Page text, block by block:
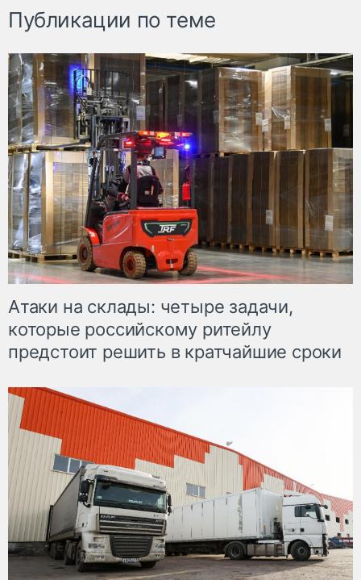
Публикации по теме
Атаки на склады: четыре задачи,
которые российскому ритейлу
предстоит решить в кратчайшие сроки